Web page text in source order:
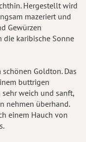
Hergestellt wird
mazeriert und
Gewürzen
die karibische Sonne
Goldton. Das
buttrigen
weich und sanft,
nehmen überhand.
einem Hauch von